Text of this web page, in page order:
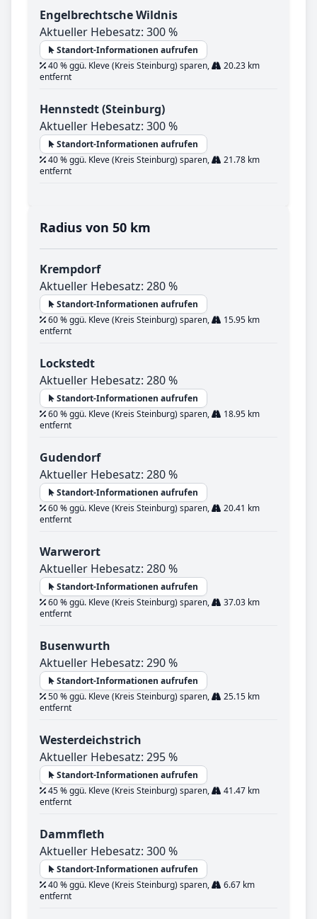
Engelbrechtsche Wildnis
Aktueller Hebesatz: 300 %
Standort-Informationen aufrufen
40 % ggü. Kleve (Kreis Steinburg) sparen,
20.23 km
entfernt
Hennstedt (Steinburg)
Aktueller Hebesatz: 300 %
Standort-Informationen aufrufen
40 % ggü. Kleve (Kreis Steinburg) sparen,
21.78 km
entfernt
Radius von 50 km
Krempdorf
Aktueller Hebesatz: 280 %
Standort-Informationen aufrufen
60 % ggü. Kleve (Kreis Steinburg) sparen,
15.95 km
entfernt
Lockstedt
Aktueller Hebesatz: 280 %
Standort-Informationen aufrufen
60 % ggü. Kleve (Kreis Steinburg) sparen,
18.95 km
entfernt
Gudendorf
Aktueller Hebesatz: 280 %
Standort-Informationen aufrufen
60 % ggü. Kleve (Kreis Steinburg) sparen,
20.41 km
entfernt
Warwerort
Aktueller Hebesatz: 280 %
Standort-Informationen aufrufen
60 % ggü. Kleve (Kreis Steinburg) sparen,
37.03 km
entfernt
Busenwurth
Aktueller Hebesatz: 290 %
Standort-Informationen aufrufen
50 % ggü. Kleve (Kreis Steinburg) sparen,
25.15 km
entfernt
Westerdeichstrich
Aktueller Hebesatz: 295 %
Standort-Informationen aufrufen
45 % ggü. Kleve (Kreis Steinburg) sparen,
41.47 km
entfernt
Dammfleth
Aktueller Hebesatz: 300 %
Standort-Informationen aufrufen
40 % ggü. Kleve (Kreis Steinburg) sparen,
6.67 km
entfernt